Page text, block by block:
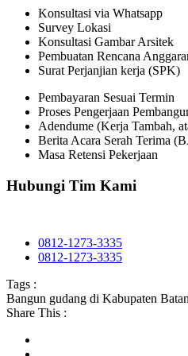
Konsultasi via Whatsapp
Survey Lokasi
Konsultasi Gambar Arsitek
Pembuatan Rencana
Surat Perjanjian kerja (SPK)
Pembayaran Sesuai Termin
Proses Pengerjaan
Adendume (Kerja Tambah,
Berita Acara Serah Terima
Masa Retensi Pekerjaan
Hubungi Tim Kami
0812-1273-3335
0812-1273-3335
Tags :
Bangun gudang di Kabupaten
Share This :